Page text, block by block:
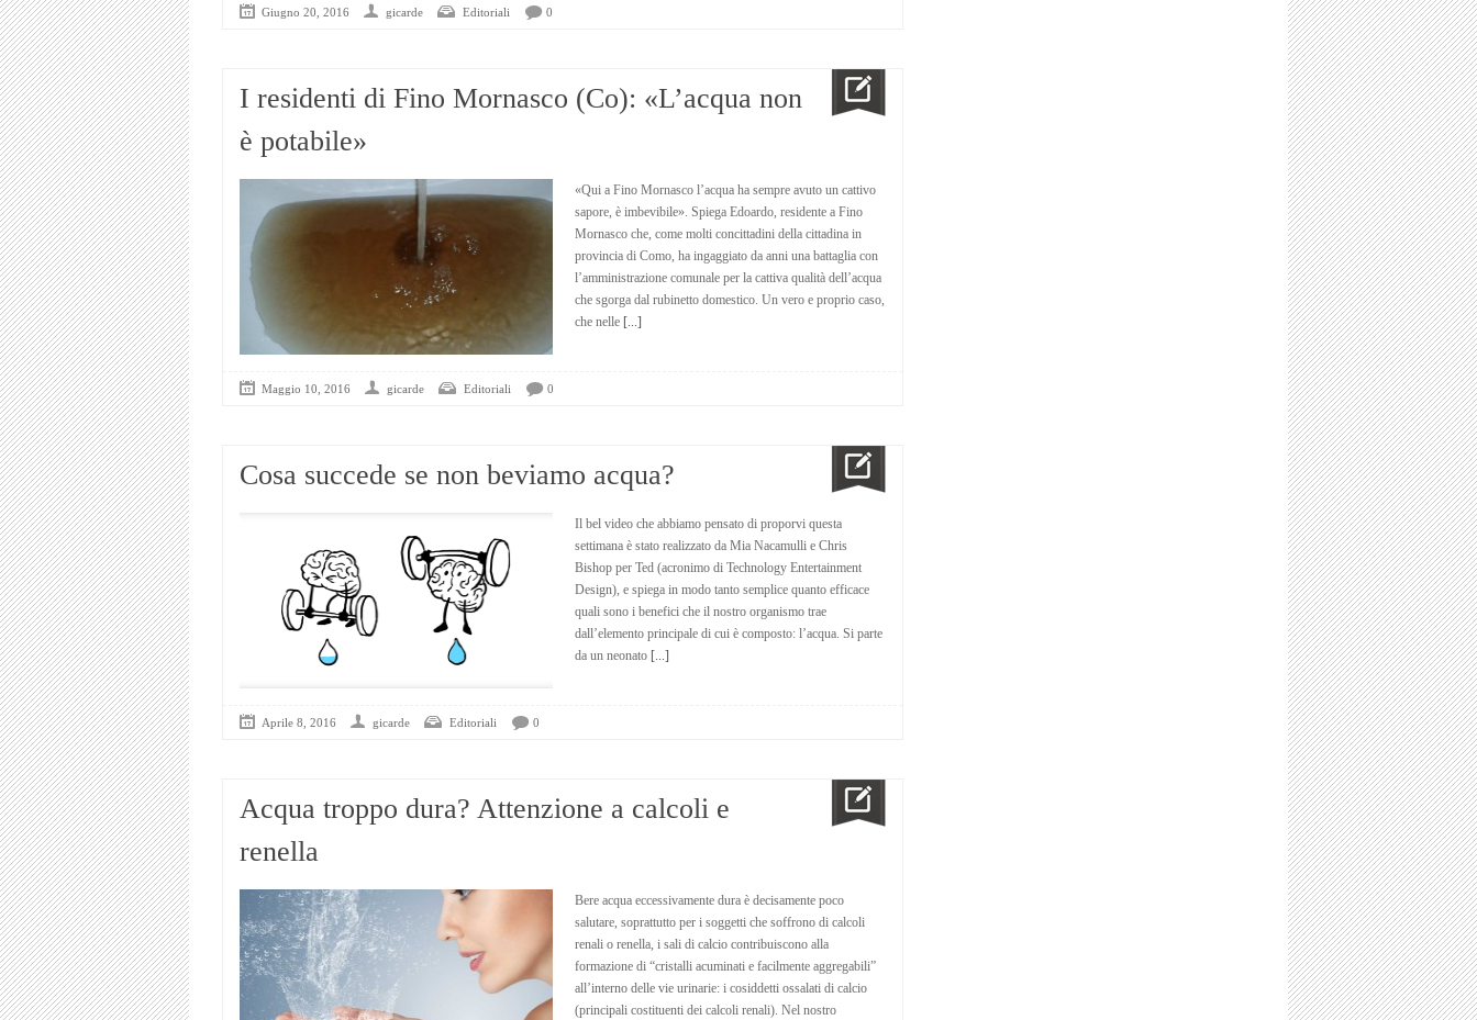
Giugno 20, 2016 gicarde Editoriali 0
I residenti di Fino Mornasco (Co): «L’acqua non
è potabile»
«Qui a Fino Mornasco l’acqua ha sempre avuto un cattivo
sapore, è imbevibile». Spiega Edoardo, residente a Fino
Mornasco che, come molti concittadini della cittadina in
provincia di Como, ha ingaggiato da anni una battaglia con
l’amministrazione comunale per la cattiva qualità dell’acqua
che sgorga dal rubinetto domestico. Un vero e proprio caso,
che nelle [...]
Maggio 10, 2016 gicarde Editoriali 0
Cosa succede se non beviamo acqua?
Il bel video che abbiamo pensato di proporvi questa
settimana è stato realizzato da Mia Nacamulli e Chris
Bishop per Ted (acronimo di Technology Entertainment
Design), e spiega in modo tanto semplice quanto efficace
quali sono i benefici che il nostro organismo trae
dall’elemento principale di cui è composto: l’acqua. Si parte
da un neonato [...]
Aprile 8, 2016 gicarde Editoriali 0
Acqua troppo dura? Attenzione a calcoli e
renella
Bere acqua eccessivamente dura è decisamente poco
salutare, soprattutto per i soggetti che soffrono di calcoli
renali o renella, i sali di calcio contribuiscono alla
formazione di “cristalli acuminati e facilmente aggregabili”
all’interno delle vie urinarie: i cosiddetti ossalati di calcio
(principali costituenti dei calcoli renali). Nel nostro